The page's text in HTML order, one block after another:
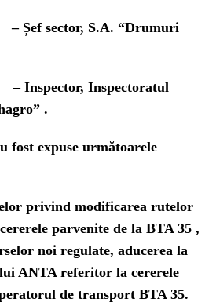
sector, S.A. “Drumuri
Inspectoratul
.
fost expuse următoarele
privind modificarea rutelor
parvenite de la BTA 35 ,
noi regulate, aducerea la
ANTA referitor la cererele
de transport BTA 35.